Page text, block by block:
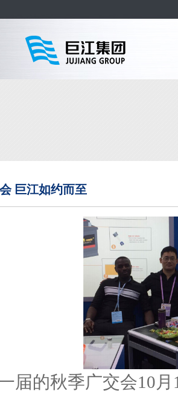
巨江如约而至
的秋季广交会10月